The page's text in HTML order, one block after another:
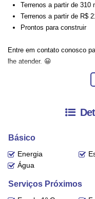
Terrenos a partir de 310
Terrenos a partir de R$
Prontos para construir
Entre em contato conosco
lhe atender. 😀
A disponibilidade e valores
Básico
Energia
Água
Serviços Próximos